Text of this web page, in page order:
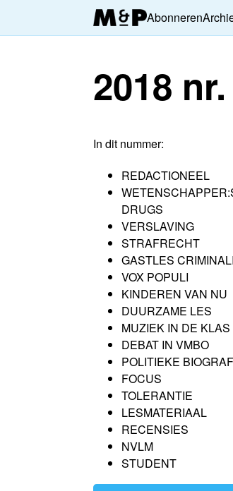
Abonneren
2018
In dit nummer:
REDACTIONEEL
DRUGS
VERSLAVING
STRAFRECHT
GASTLES
VOX POPULI
KINDEREN VAN NU
DUURZAME LES
MUZIEK IN DE KLAS
DEBAT IN VMBO
POLITIEKE
FOCUS
TOLERANTIE
LESMATERIAAL
RECENSIES
NVLM
STUDENT